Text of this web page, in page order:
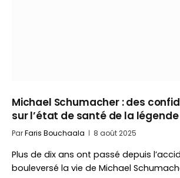
Michael Schumacher : des
sur l’état de santé de la légende
ParFaris Bouchaala 8 août 2025
Plus de dix ans ont passé depuis
bouleversé la vie de Michael